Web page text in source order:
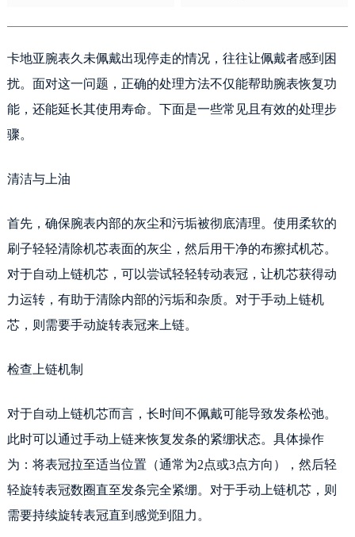
卡地亚腕表久未佩戴出现停走的情况，往往让佩戴者感到困
扰。面对这一问题，正确的处理方法不仅能帮助腕表恢复功
能，还能延长其使用寿命。下面是一些常见且有效的处理步
骤。
清洁与上油
首先，确保腕表内部的灰尘和污垢被彻底清理。使用柔软的
刷子轻轻清除机芯表面的灰尘，然后用干净的布擦拭机芯。
对于自动上链机芯，可以尝试轻轻转动表冠，让机芯获得动
力运转，有助于清除内部的污垢和杂质。对于手动上链机
芯，则需要手动旋转表冠来上链。
检查上链机制
对于自动上链机芯而言，长时间不佩戴可能导致发条松弛。
此时可以通过手动上链来恢复发条的紧绷状态。具体操作
为：将表冠拉至适当位置（通常为2点或3点方向），然后轻
轻旋转表冠数圈直至发条完全紧绷。对于手动上链机芯，则
需要持续旋转表冠直到感觉到阻力。